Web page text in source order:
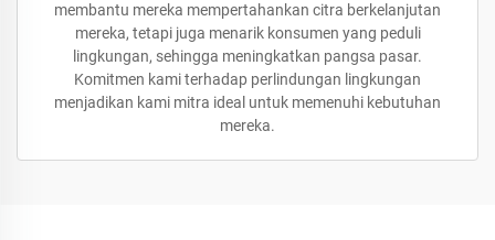
membantu mereka mempertahankan citra berkelanjutan
mereka, tetapi juga menarik konsumen yang peduli
lingkungan, sehingga meningkatkan pangsa pasar.
Komitmen kami terhadap perlindungan lingkungan
menjadikan kami mitra ideal untuk memenuhi kebutuhan
mereka.